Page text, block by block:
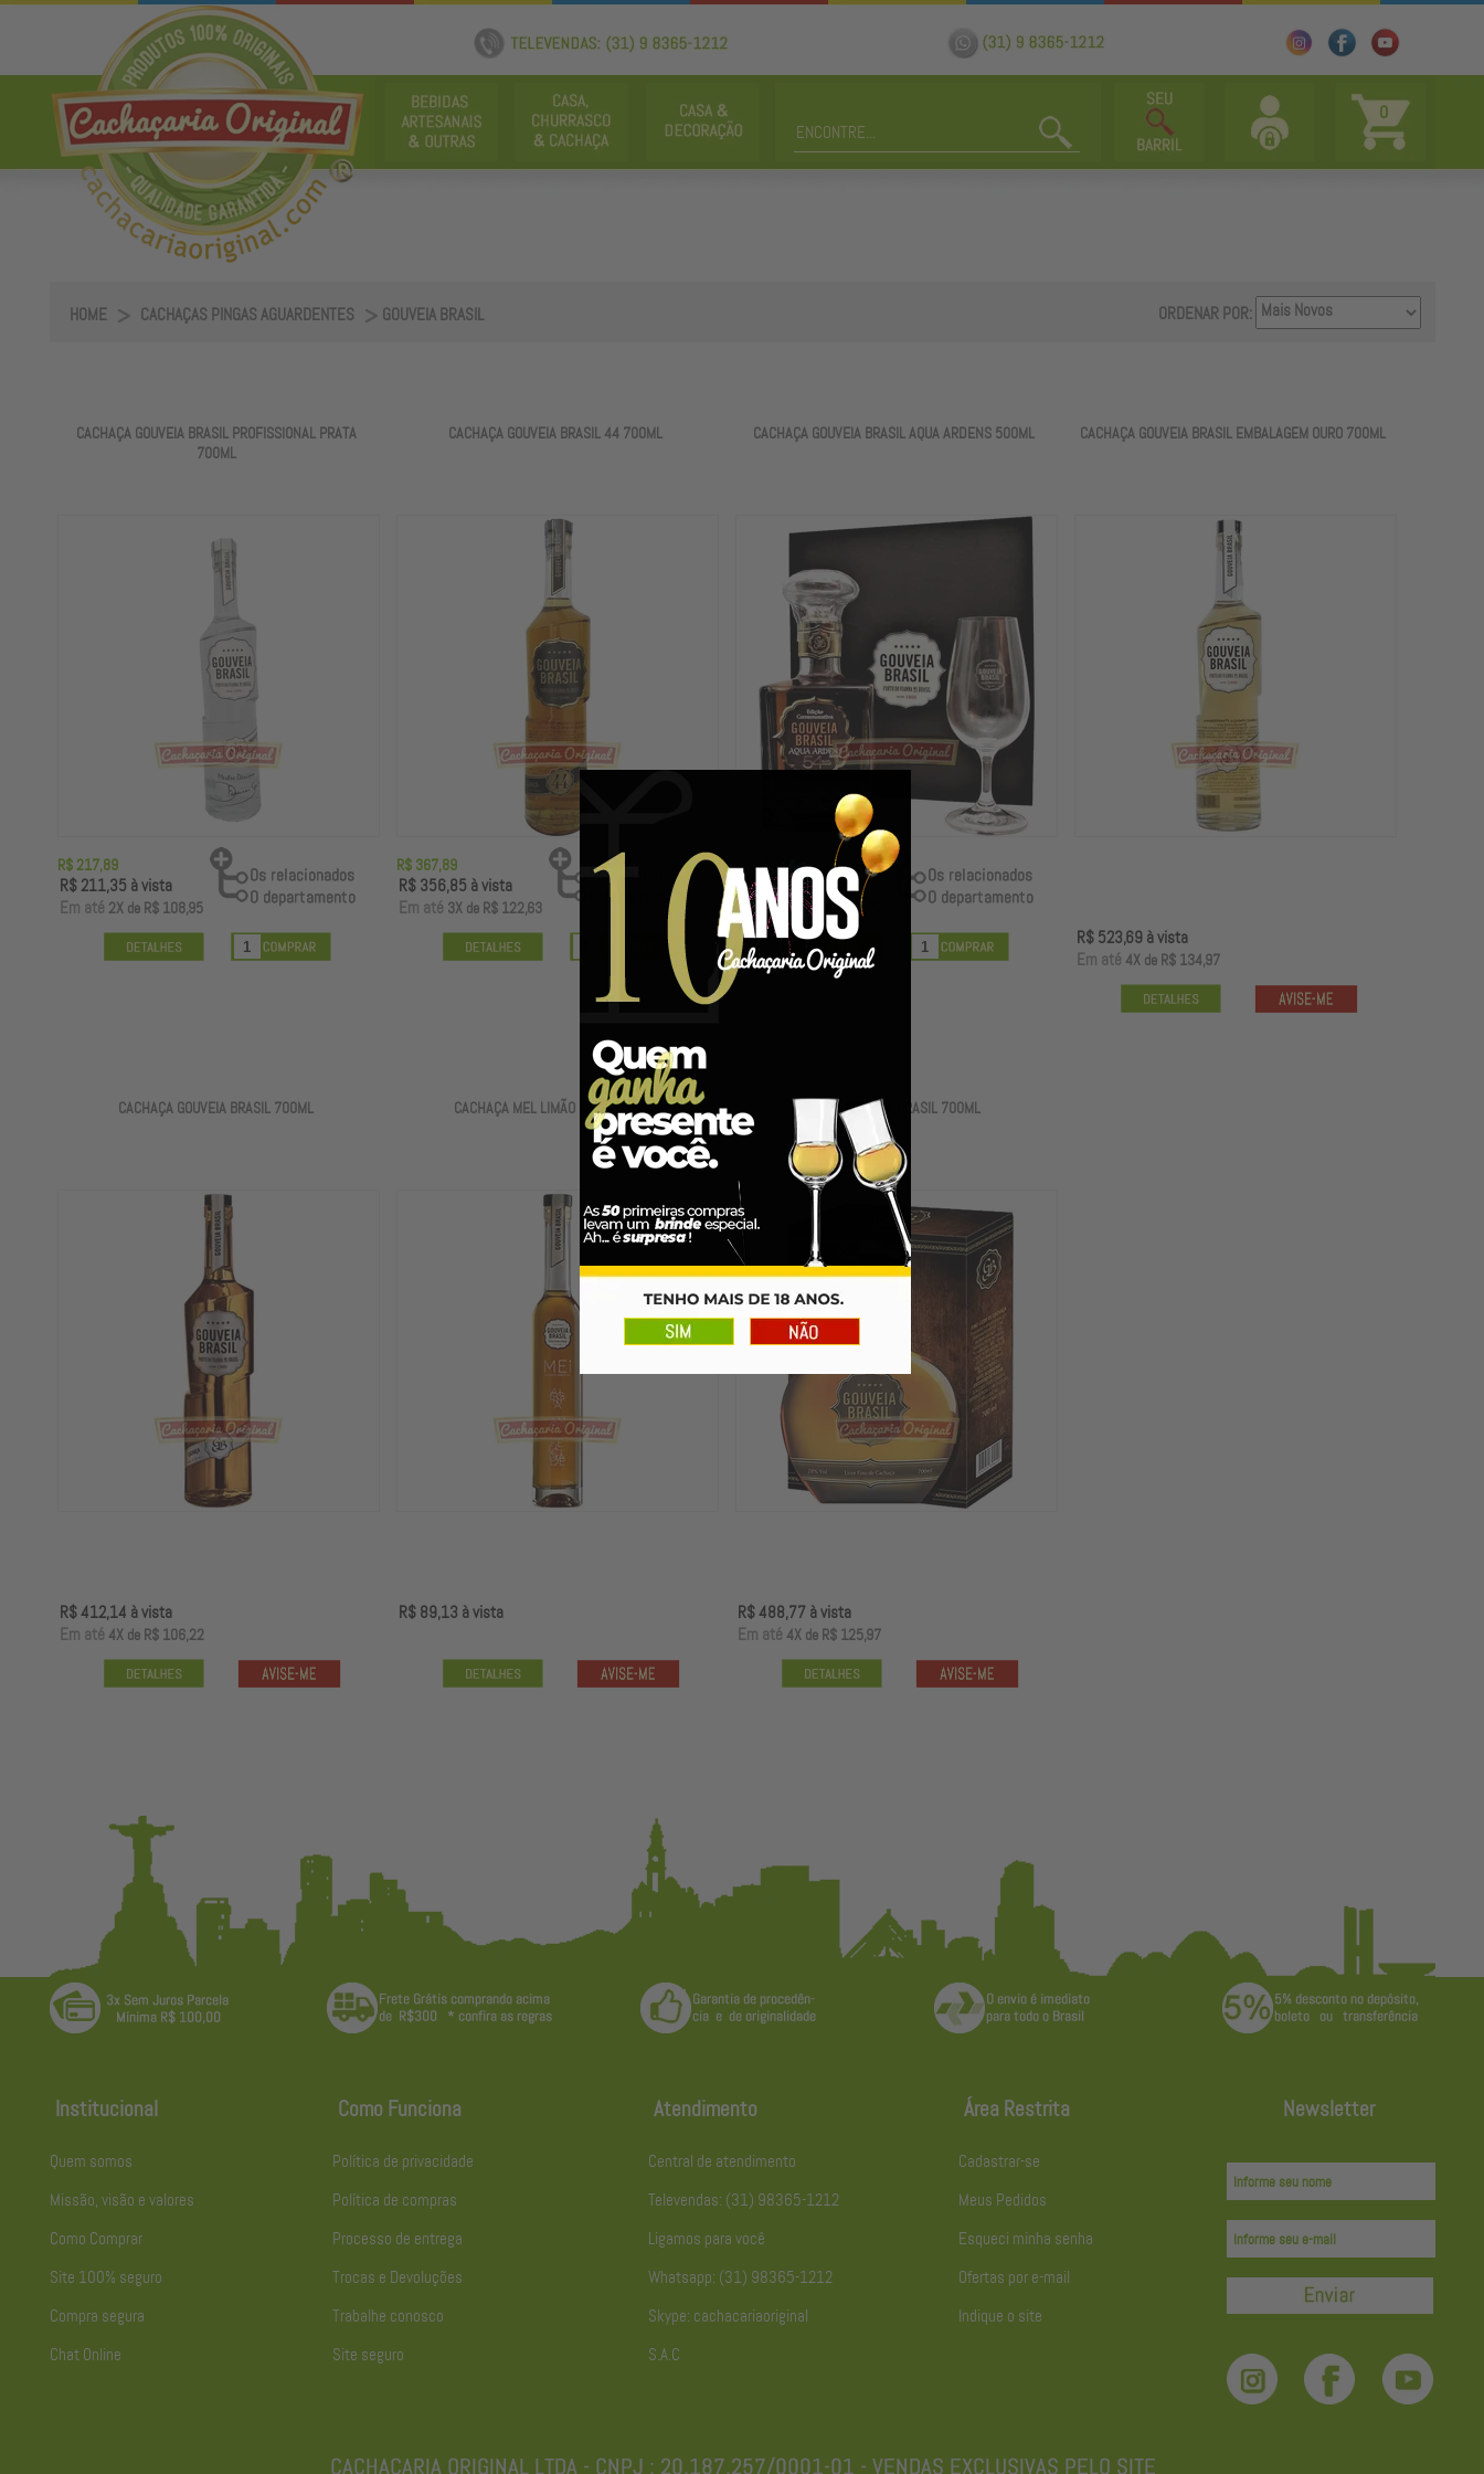
0
HOME CACHAÇAS PINGAS AGUARDENTES GOUVEIA BRASIL ORDENAR POR:
CACHAÇA GOUVEIA BRASIL PROFISSIONAL PRATA
700ML
R$ 217,89
R$ 211,35 à vista
Em até 2Xde R$ 108,95
CACHAÇA GOUVEIA BRASIL 44 700ML
R$ 367,89
R$ 356,85 à vista
Em até 3Xde R$ 122,63
CACHAÇA GOUVEIA BRASIL AQUA ARDENS 500ML
R$ 1.486,89
R$ 1.442,28à vista
E m até 4X de R$ 371,72
CACHAÇA GOUVEIA BRASIL EMBALAGEM OURO 700ML
R$ 523,69à vista
Em até 4Xde R$ 134,97
CACHAÇA GOUVEIA BRASIL 700ML
R$ 412,14 à vista
Em até 4Xde R$ 106,22
CACHAÇA MEL LIMÃO E MEL 375ML
R$ 89,13 à vista
LICOR GOUVEIA BRASIL 700ML
R$ 488,77à vista
Em até 4Xde R$ 125,97
Institucional
Quem somos
Missão, visão e valores
Como Comprar
Site 100% seguro
Compra segura
Chat Online
Como Funciona
Política de privacidade
Política de compras
Processo de entrega
Trocas e Devoluções
Trabalhe conosco
Site seguro
Atendimento
Central de atendimento
Televendas: (31) 98365-1212
Ligamos para você
Whatsapp: (31) 98365-1212
Skype: cachacariaoriginal
S.A.C
Área Restrita
Cadastrar-se
Meus Pedidos
Esqueci minha senha
Ofertas por e-mail
Indique o site
Newsletter